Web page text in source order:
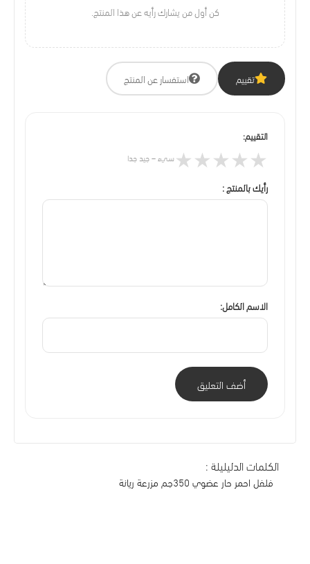
كن أول من يشارك رأيه عن هذا المنتج.
تقييم استفسار عن المنتج
التقييم:
★★★★★ سيء – جيد جدا
رأيك بالمنتج :
الاسم الكامل:
أضف التعليق
الكلمات الدليليلة :
فلفل احمر حار عضوي 350جم مزرعة ريانة